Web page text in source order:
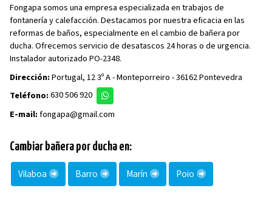
Fongapa somos una empresa especializada en trabajos de
fontanería y calefacción. Destacamos por nuestra eficacia en las
reformas de baños, especialmente en el cambio de bañera por
ducha. Ofrecemos servicio de desatascos 24 horas o de urgencia.
Instalador autorizado PO-2348.
Dirección:Portugal, 12 3º A - Monteporreiro - 36162 Pontevedra
Teléfono:630 506 920
E-mail:fongapa@gmail.com
Cambiar bañera por ducha en:
Vilaboa Barro Marín Poio